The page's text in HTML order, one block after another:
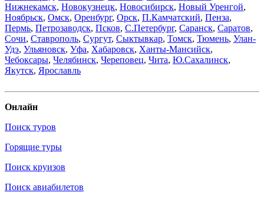
Нижнекамск, Новокузнецк, Новосибирск, Новый Уренгой,
Ноябрьск, Омск, Оренбург, Орск, П.Камчатский, Пенза,
Пермь, Петрозаводск, Псков, С.Петербург, Саранск, Саратов,
Сочи, Ставрополь, Сургут, Сыктывкар, Томск, Тюмень, Улан-
Удэ, Ульяновск, Уфа, Хабаровск, Ханты-Мансийск,
Чебоксары, Челябинск, Череповец, Чита, Ю.Сахалинск,
Якутск, Ярославль
Онлайн
Поиск туров
Горящие туры
Поиск круизов
Поиск авиабилетов